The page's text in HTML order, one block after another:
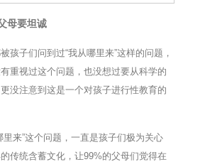
母要坦诚
孩子们问到过“我从哪里来”这样的问题，
重视过这个问题，也没想过要从科学的
没注意到这是一个对孩子进行性教育的
里来”这个问题，一直是孩子们极为关心
传统含蓄文化，让99%的父母们觉得在